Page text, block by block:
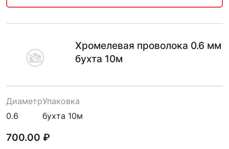
Хромелевая проволока 0.6 мм
бухта 10м
Диаметр
0.6
Упаковка
бухта 10м
700.00 ₽